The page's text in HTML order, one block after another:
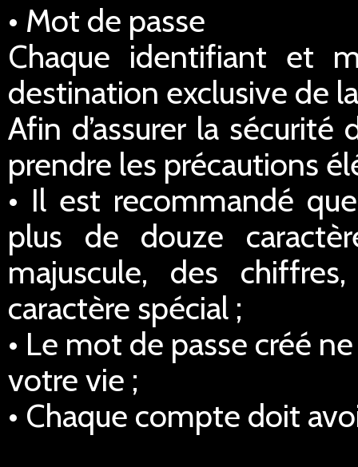
• Mot de passe
Chaque identifiant et
destination exclusive de
Afin d’assurer la
prendre les précautions
• Il est recommandé
plus de douze
majuscule, des
caractère spécial ;
• Le mot de passe créé
votre vie ;
• Chaque compte doit